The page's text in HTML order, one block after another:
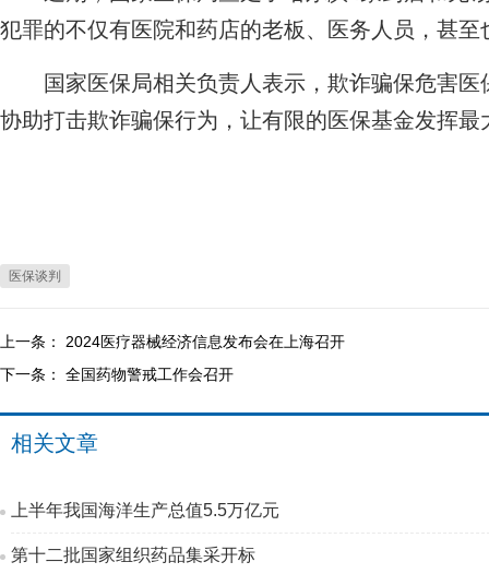
犯罪的不仅有医院和药店的老板、医务人员，甚
国家医保局相关负责人表示，欺诈骗保危害医
协助打击欺诈骗保行为，让有限的医保基金发挥最
医保谈判
上一条： 2024医疗器械经济信息发布会在上海召开
下一条： 全国药物警戒工作会召开
相关文章
上半年我国海洋生产总值5.5万亿元
第十二批国家组织药品集采开标